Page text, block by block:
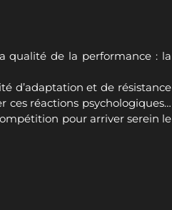
qualité de la performance : la
d’adaptation et de résistance
ces réactions psychologiques…
pour arriver serein le